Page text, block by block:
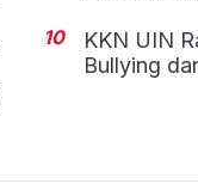
10
KKN UIN
Bullying